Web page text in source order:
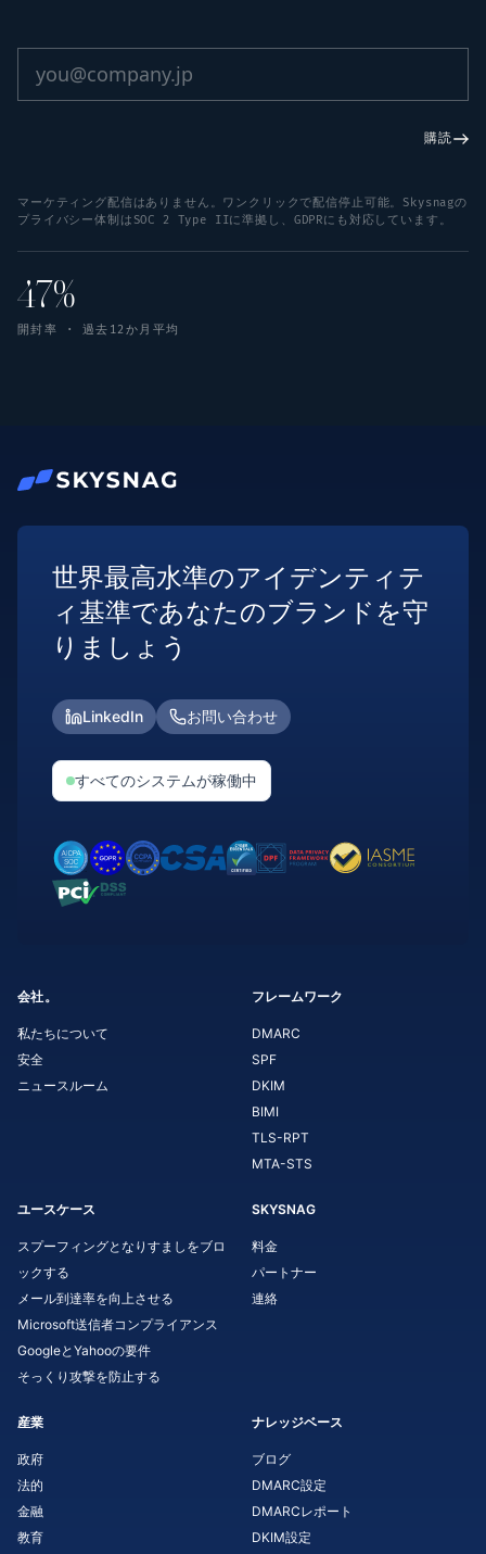
購読
マーケティング配信はありません。ワンクリックで配信停止可能。Skysnagの
プライバシー体制はSOC 2 Type IIに準拠し、GDPRにも対応しています。
47%
開封率 · 過去12か月平均
世界最高水準のアイデンティテ
ィ基準であなたのブランドを守
りましょう
LinkedIn お問い合わせ
すべてのシステムが稼働中
会社。
私たちについて
安全
ニュースルーム
フレームワーク
DMARC
SPF
DKIM
BIMI
TLS-RPT
MTA-STS
ユースケース
スプーフィングとなりすましをブロ
ックする
メール到達率を向上させる
Microsoft送信者コンプライアンス
GoogleとYahooの要件
そっくり攻撃を防止する
SKYSNAG
料金
パートナー
連絡
産業
政府
法的
金融
教育
ナレッジベース
ブログ
DMARC設定
DMARCレポート
DKIM設定